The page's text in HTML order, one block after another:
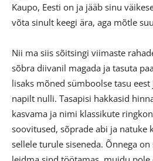
Kaupo, Eesti on ja jääb sinu
võta sinult keegi ära, aga mõtle
Nii ma siis sõitsingi viimaste
sõbra diivanil magada ja tasuta
lisaks mõned sümboolse tasu
napilt nulli. Tasapisi hakkasid
kasvama ja nimi klassikute
soovitused, sõprade abi ja natuke
sellele turule siseneda. Õnnega